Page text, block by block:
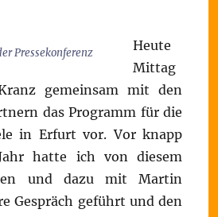
Pressekonferenz
Heute
Mittag
gemeinsam mit den
das Programm für die
in Erfurt vor. Vor knapp
hatte ich von diesem
und dazu mit Martin
Gespräch geführt und den